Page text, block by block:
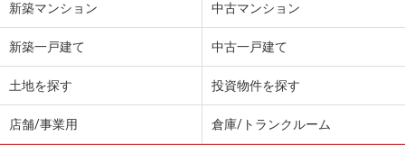
京都府京都市南区西九条池ノ内町
12.80万円
京都府京都市南区西九条池ノ内町
新築マンション 中古マンション
新築一戸建て 中古一戸建て
土地を探す 投資物件を探す
店舗/事業用 倉庫/トランクルーム